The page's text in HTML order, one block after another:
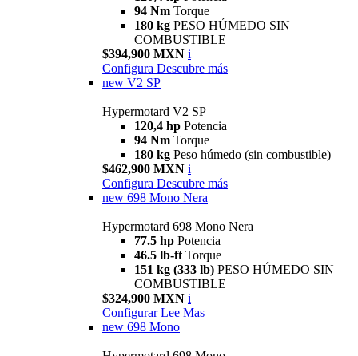
94 Nm Torque
180 kg PESO HÚMEDO SIN
COMBUSTIBLE
$394,900 MXN i
Configura Descubre más
new V2 SP
Hypermotard V2 SP
120,4 hp Potencia
94 Nm Torque
180 kg Peso húmedo (sin combustible)
$462,900 MXN i
Configura Descubre más
new 698 Mono Nera
Hypermotard 698 Mono Nera
77.5 hp Potencia
46.5 lb-ft Torque
151 kg (333 lb) PESO HÚMEDO SIN
COMBUSTIBLE
$324,900 MXN i
Configurar Lee Mas
new 698 Mono